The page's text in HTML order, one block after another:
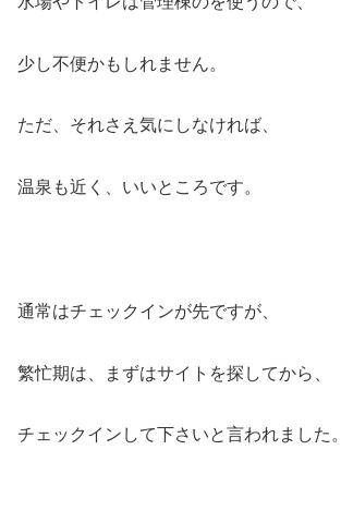
少し不便かもしれません。
ただ、それさえ気にしなければ、
温泉も近く、いいところです。
通常はチェックインが先ですが、
繁忙期は、まずはサイトを探してから、
チェックインして下さいと言われました。